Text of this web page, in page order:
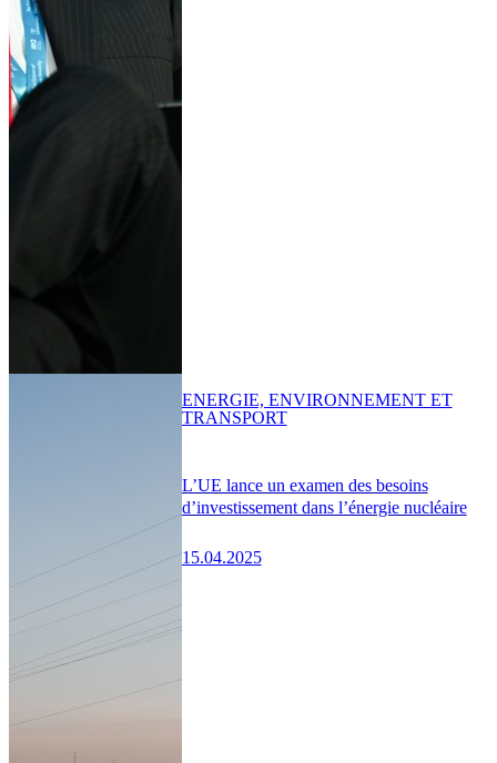
L’UE lance un examen des besoins
d’investissement dans l’énergie nucléaire
15.04.2025
ENERGIE, ENVIRONNEMENT ET
TRANSPORT